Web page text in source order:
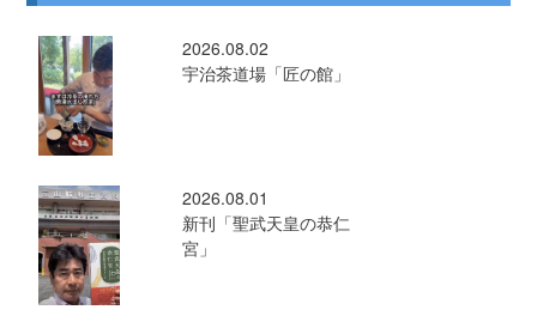
2026.08.02
宇治茶道場「匠の館」
2026.08.01
新刊「聖武天皇の恭仁
宮」